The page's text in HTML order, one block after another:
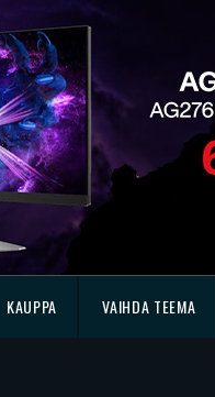
KAUPPA VAIHDA TEEMA